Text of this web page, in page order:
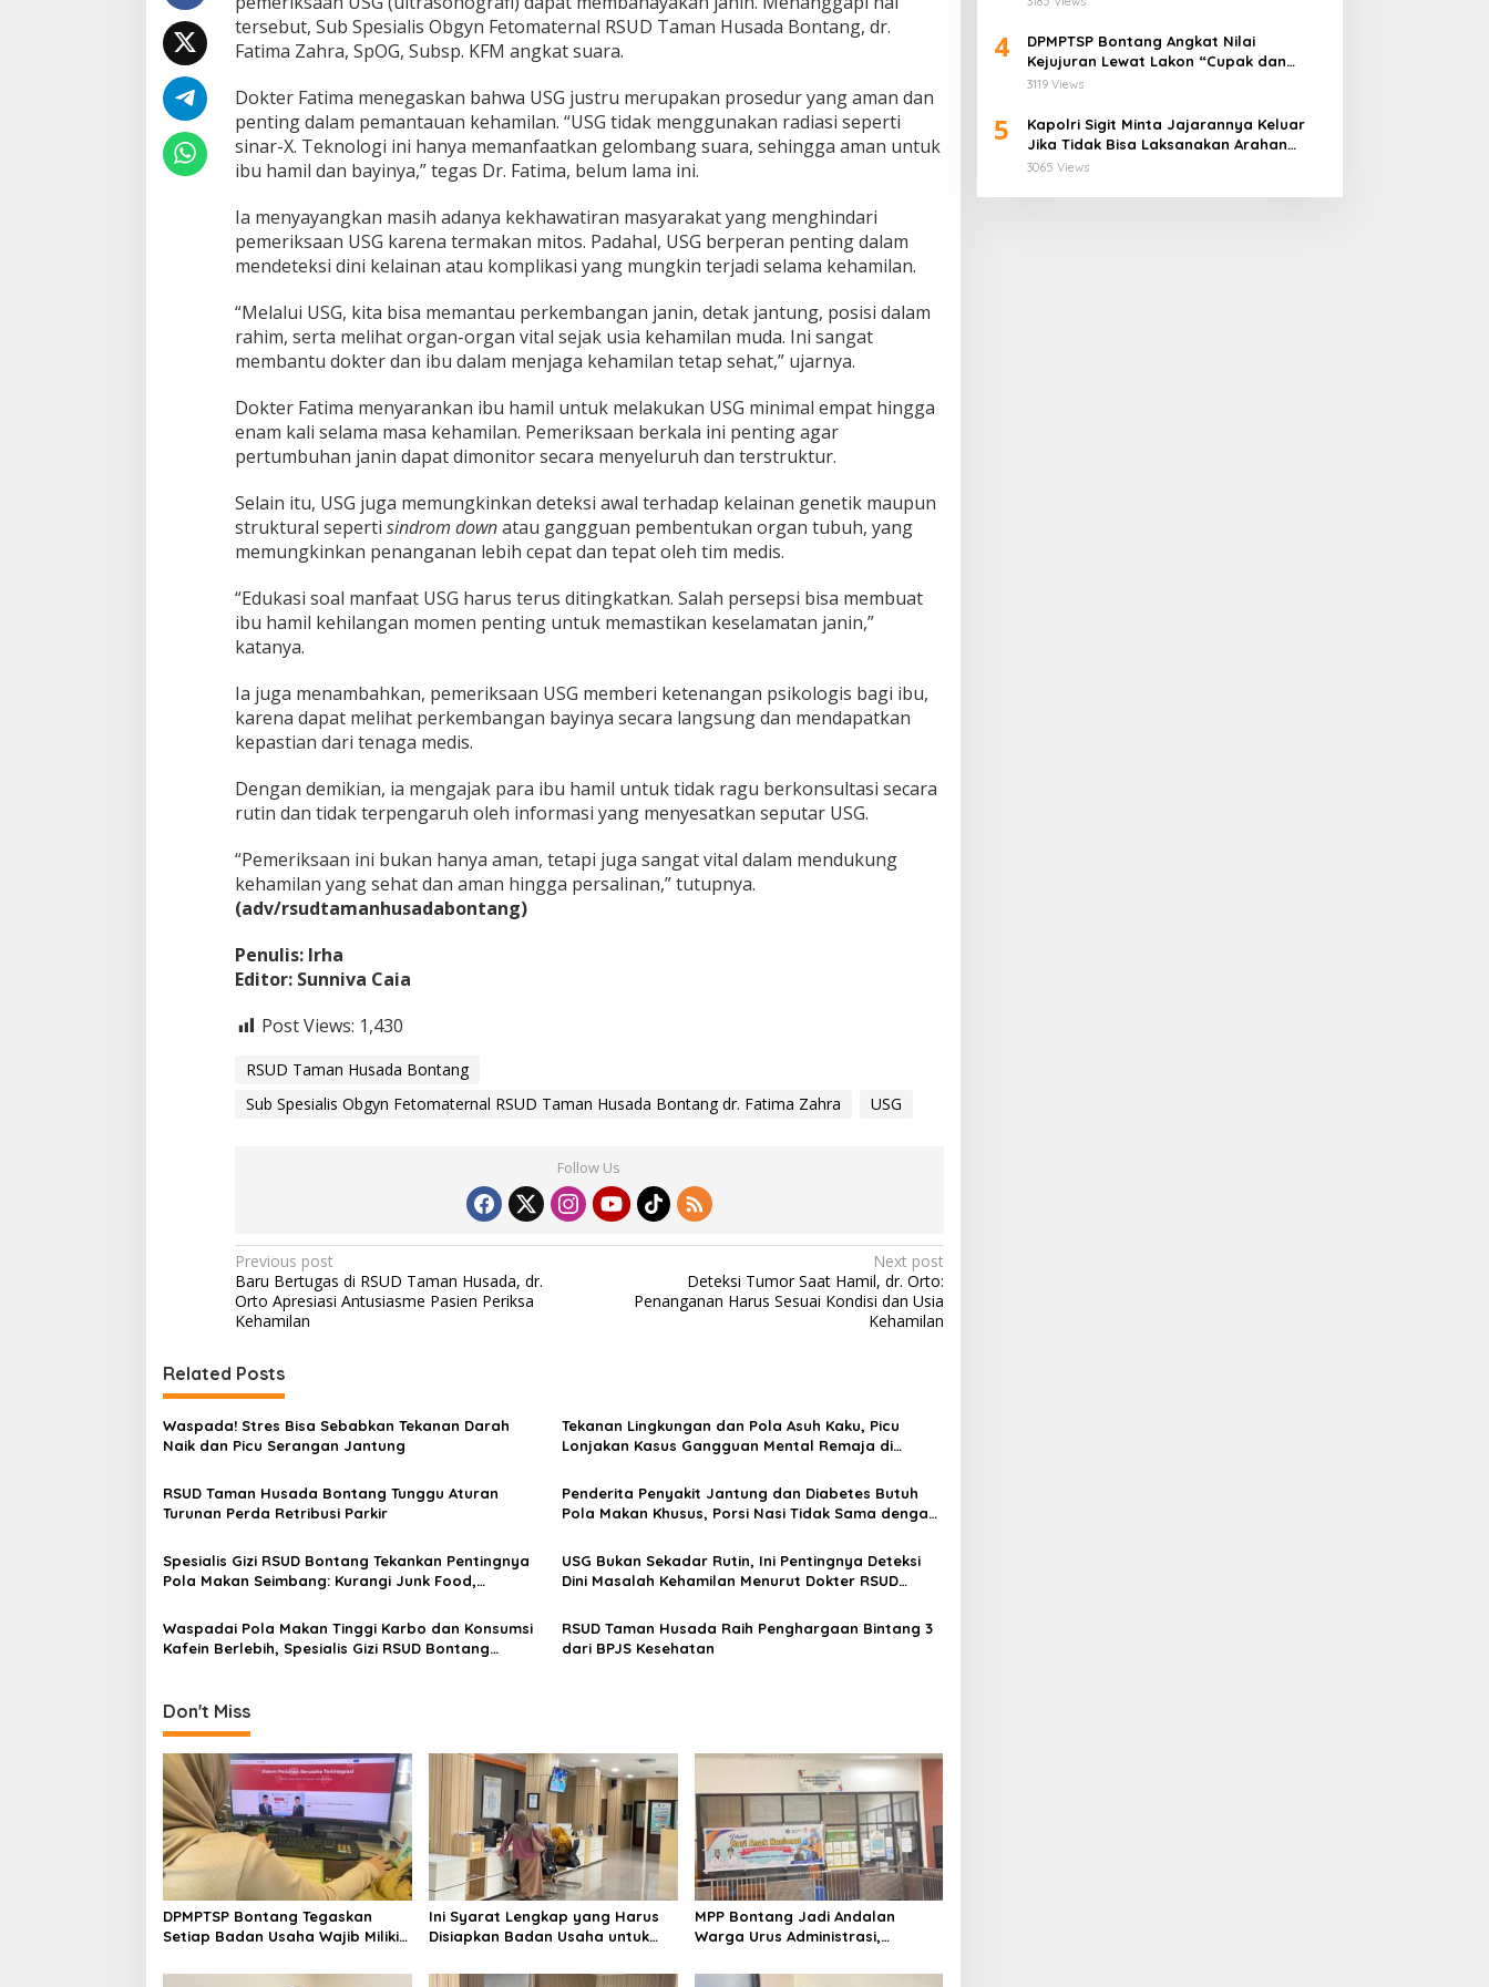
a
d
a
e
g
a
s
k
n
K
e
a
a
n
a
n
y
a
B
g
i
J
i
tersebut, Sub Spesialis Obgyn Fetomaternal RSUD Taman Husada Bontang, dr.
Fatima Zahra, SpOG, Subsp. KFM angkat suara.
Dokter Fatima menegaskan bahwa USG justru merupakan prosedur yang aman dan
penting dalam pemantauan kehamilan. “USG tidak menggunakan radiasi seperti
sinar-X. Teknologi ini hanya memanfaatkan gelombang suara, sehingga aman untuk
ibu hamil dan bayinya,” tegas Dr. Fatima, belum lama ini.
Ia menyayangkan masih adanya kekhawatiran masyarakat yang menghindari
pemeriksaan USG karena termakan mitos. Padahal, USG berperan penting dalam
mendeteksi dini kelainan atau komplikasi yang mungkin terjadi selama kehamilan.
“Melalui USG, kita bisa memantau perkembangan janin, detak jantung, posisi dalam
rahim, serta melihat organ-organ vital sejak usia kehamilan muda. Ini sangat
membantu dokter dan ibu dalam menjaga kehamilan tetap sehat,” ujarnya.
Dokter Fatima menyarankan ibu hamil untuk melakukan USG minimal empat hingga
enam kali selama masa kehamilan. Pemeriksaan berkala ini penting agar
pertumbuhan janin dapat dimonitor secara menyeluruh dan terstruktur.
Selain itu, USG juga memungkinkan deteksi awal terhadap kelainan genetik maupun
struktural seperti sindrom downatau gangguan pembentukan organ tubuh, yang
memungkinkan penanganan lebih cepat dan tepat oleh tim medis.
“Edukasi soal manfaat USG harus terus ditingkatkan. Salah persepsi bisa membuat
ibu hamil kehilangan momen penting untuk memastikan keselamatan janin,”
katanya.
Ia juga menambahkan, pemeriksaan USG memberi ketenangan psikologis bagi ibu,
karena dapat melihat perkembangan bayinya secara langsung dan mendapatkan
kepastian dari tenaga medis.
Dengan demikian, ia mengajak para ibu hamil untuk tidak ragu berkonsultasi secara
rutin dan tidak terpengaruh oleh informasi yang menyesatkan seputar USG.
“Pemeriksaan ini bukan hanya aman, tetapi juga sangat vital dalam mendukung
kehamilan yang sehat dan aman hingga persalinan,” tutupnya.
(adv/rsudtamanhusadabontang)
Penulis: Irha
Editor: Sunniva Caia
Post Views: 1,430
RSUD Taman Husada Bontang
Sub Spesialis Obgyn Fetomaternal RSUD Taman Husada Bontang dr. Fatima Zahra
USG
Follow Us
P
o
s
t
n
a
v
i
g
t
o
Previous post
Baru Bertugas di RSUD Taman Husada, dr.
Orto Apresiasi Antusiasme Pasien Periksa
Kehamilan
Next post
Deteksi Tumor Saat Hamil, dr. Orto:
Penanganan Harus Sesuai Kondisi dan Usia
Kehamilan
Related Posts
Waspada! Stres Bisa Sebabkan Tekanan Darah
Naik dan Picu Serangan Jantung
Tekanan Lingkungan dan Pola Asuh Kaku, Picu
Lonjakan Kasus Gangguan Mental Remaja di
RSUD Taman Husada Bontang Tunggu Aturan
Turunan Perda Retribusi Parkir
Penderita Penyakit Jantung dan Diabetes Butuh
Pola Makan Khusus, Porsi Nasi Tidak Sama dengan
Spesialis Gizi RSUD Bontang Tekankan Pentingnya
Pola Makan Seimbang: Kurangi Junk Food,
USG Bukan Sekadar Rutin, Ini Pentingnya Deteksi
Dini Masalah Kehamilan Menurut Dokter RSUD
Waspadai Pola Makan Tinggi Karbo dan Konsumsi
Kafein Berlebih, Spesialis Gizi RSUD Bontang
RSUD Taman Husada Raih Penghargaan Bintang 3
dari BPJS Kesehatan
Don't Miss
DPMPTSP Bontang Tegaskan
Setiap Badan Usaha Wajib Miliki
Ini Syarat Lengkap yang Harus
Disiapkan Badan Usaha untuk
MPP Bontang Jadi Andalan
Warga Urus Administrasi,
Diminati Meski Serba Digital
4
DPMPTSP Bontang Angkat Nilai
Kejujuran Lewat Lakon “Cupak dan
Gerantang” di Bontang City Carnaval
3119 Views
5
Kapolri Sigit Minta Jajarannya Keluar
Jika Tidak Bisa Laksanakan Arahan
Presiden Jokowi
3065 Views